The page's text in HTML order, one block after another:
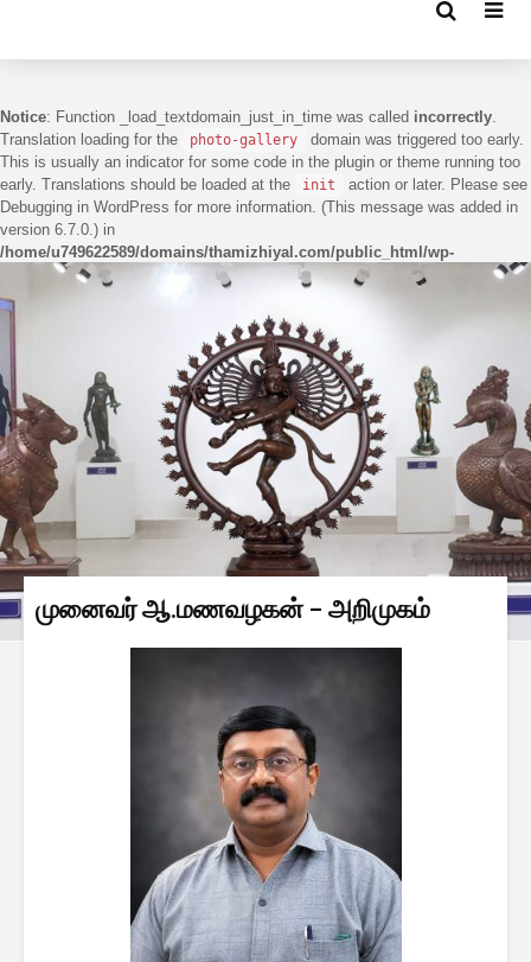
Notice: Function _load_textdomain_just_in_time was called incorrectly.
Translation loading for the
photo-gallery
domain was triggered too early.
This is usually an indicator for some code in the plugin or theme running too
early. Translations should be loaded at the
init
action or later. Please see
Debugging in WordPress for more information. (This message was added in
version 6.7.0.) in
/home/u749622589/domains/thamizhiyal.com/public_html/wp-
includes/functions.phpon line 6170
முனைவர் ஆ.மணவழகன் – அறிமுகம்